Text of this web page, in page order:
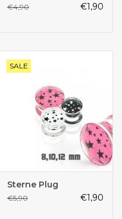
€4,90 €1,90
SALE
Sterne Plug
€5,90 €1,90